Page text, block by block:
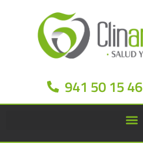
941 50 15 46